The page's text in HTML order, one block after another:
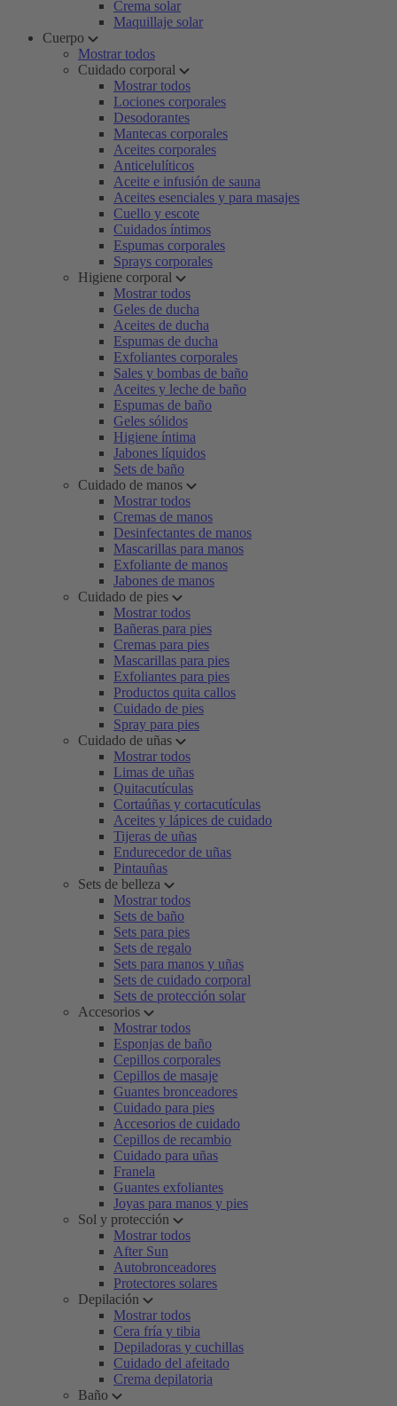
Crema solar
Maquillaje solar
Cuerpo
Mostrar todos
Cuidado corporal
Mostrar todos
Lociones corporales
Desodorantes
Mantecas corporales
Aceites corporales
Anticelulíticos
Aceite e infusión de sauna
Aceites esenciales y para masajes
Cuello y escote
Cuidados íntimos
Espumas corporales
Sprays corporales
Higiene corporal
Mostrar todos
Geles de ducha
Aceites de ducha
Espumas de ducha
Exfoliantes corporales
Sales y bombas de baño
Aceites y leche de baño
Espumas de baño
Geles sólidos
Higiene íntima
Jabones líquidos
Sets de baño
Cuidado de manos
Mostrar todos
Cremas de manos
Desinfectantes de manos
Mascarillas para manos
Exfoliante de manos
Jabones de manos
Cuidado de pies
Mostrar todos
Bañeras para pies
Cremas para pies
Mascarillas para pies
Exfoliantes para pies
Productos quita callos
Cuidado de pies
Spray para pies
Cuidado de uñas
Mostrar todos
Limas de uñas
Quitacutículas
Cortaúñas y cortacutículas
Aceites y lápices de cuidado
Tijeras de uñas
Endurecedor de uñas
Pintauñas
Sets de belleza
Mostrar todos
Sets de baño
Sets para pies
Sets de regalo
Sets para manos y uñas
Sets de cuidado corporal
Sets de protección solar
Accesorios
Mostrar todos
Esponjas de baño
Cepillos corporales
Cepillos de masaje
Guantes bronceadores
Cuidado para pies
Accesorios de cuidado
Cepillos de recambio
Cuidado para uñas
Franela
Guantes exfoliantes
Joyas para manos y pies
Sol y protección
Mostrar todos
After Sun
Autobronceadores
Protectores solares
Depilación
Mostrar todos
Cera fría y tibia
Depiladoras y cuchillas
Cuidado del afeitado
Crema depilatoria
Baño